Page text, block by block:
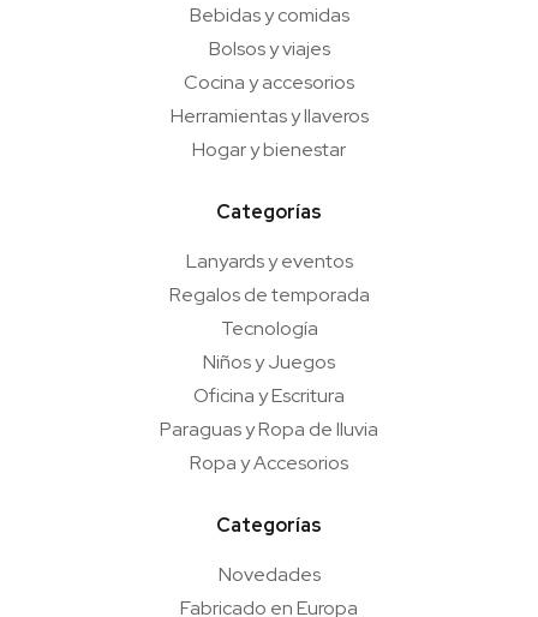
Bebidas y comidas
Bolsos y viajes
Cocina y accesorios
Herramientas y llaveros
Hogar y bienestar
Categorías
Lanyards y eventos
Regalos de temporada
Tecnología
Niños y Juegos
Oficina y Escritura
Paraguas y Ropa de lluvia
Ropa y Accesorios
Categorías
Novedades
Fabricado en Europa